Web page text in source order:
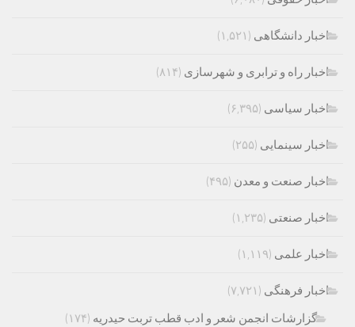
اخبار دانشگاهی (۱,۵۲۱)
اخبار راه و ترابری و شهرسازی (۸۱۴)
اخبار سیاسی (۶,۳۹۵)
اخبار سینمایی (۲۵۵)
اخبار صنعت و معدن (۴۹۵)
اخبار صنعتی (۱,۲۳۵)
اخبار علمی (۱,۱۱۹)
اخبار فرهنگی (۷,۷۲۱)
گزارشات انجمن شعر و ادب قطب تربت حیدریه (۱۷۴)